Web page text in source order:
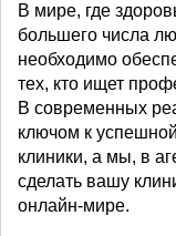
В мире, где
большего числа
необходимо
тех, кто ищет
В современных
ключом к
клиники, а мы, в
сделать вашу
онлайн-мире.